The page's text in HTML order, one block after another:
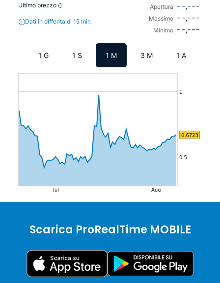
Ultimo prezzo ()
Dati in differita di 15 min
Apertura --,---
Massimo --,---
Minimo --,---
1 G 1 S 1 M 3 M 1 A
Scarica ProRealTime MOBILE